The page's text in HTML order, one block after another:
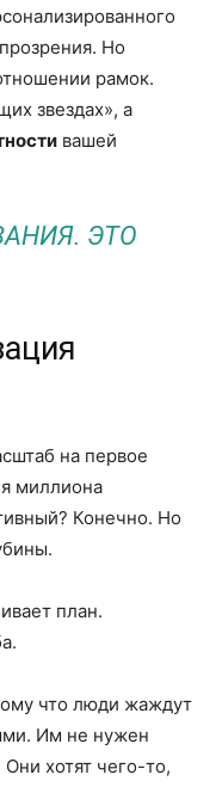
Но
рамок.
звездах», а
вашей
ЭТО
на первое
миллиона
Конечно. Но
план.
что люди жаждут
Им не нужен
Они хотят чего-то,